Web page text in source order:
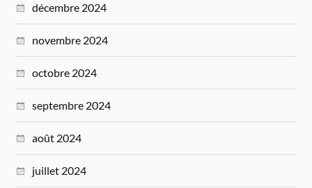
décembre 2024
novembre 2024
octobre 2024
septembre 2024
août 2024
juillet 2024